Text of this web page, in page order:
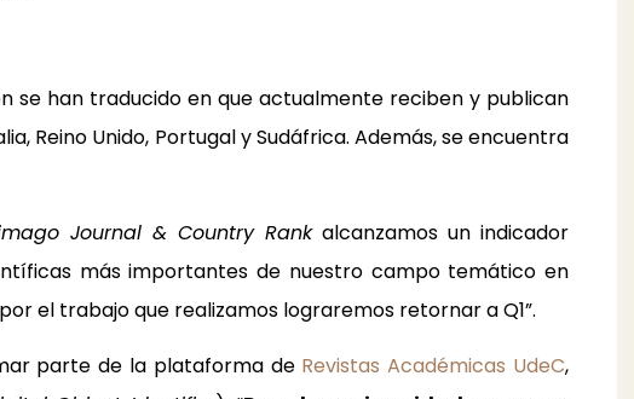
se han traducido en que actualmente reciben y publican
Reino Unido, Portugal y Sudáfrica. Además, se encuentra
Journal & Country Rankalcanzamos un indicador
más importantes de nuestro campo temático en
el trabajo que realizamos lograremos retornar a Q1”.
parte de la plataforma de Revistas Académicas UdeC,